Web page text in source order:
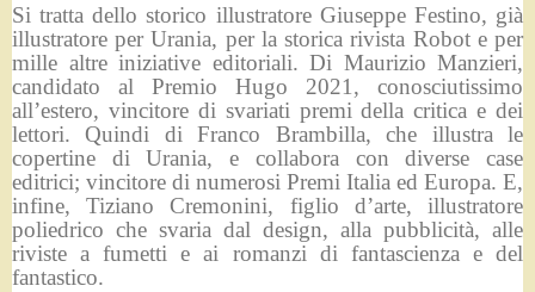
Si tratta dello storico illustratore Giuseppe Festino, già
illustratore per Urania, per la storica rivista Robot e per
mille altre iniziative editoriali. Di Maurizio Manzieri,
candidato al Premio Hugo 2021, conosciutissimo
all’estero, vincitore di svariati premi della critica e dei
lettori. Quindi di Franco Brambilla, che illustra le
copertine di Urania, e collabora con diverse case
editrici; vincitore di numerosi Premi Italia ed Europa. E,
infine, Tiziano Cremonini, figlio d’arte, illustratore
poliedrico che svaria dal design, alla pubblicità, alle
riviste a fumetti e ai romanzi di fantascienza e del
fantastico.